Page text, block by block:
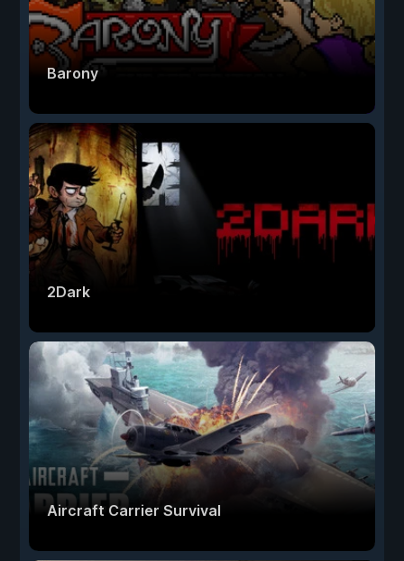
Barony
2Dark
Aircraft Carrier Survival